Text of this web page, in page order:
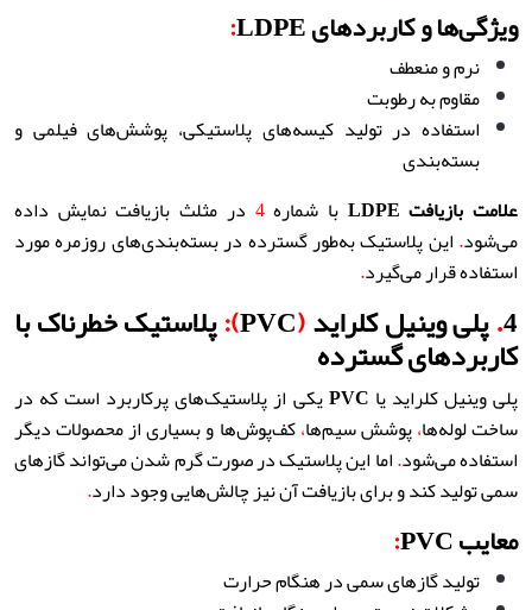
ویژگی‌ها و کاربردهای LDPE :
نرم و منعطف
مقاوم به رطوبت
استفاده در تولید کیسه‌های پلاستیکی، پوشش‌های فیلمی و
بسته‌بندی
علامت بازیافتLDPE با شماره4 در مثلث بازیافت نمایش داده
می‌شود.این پلاستیک به‌طور گسترده در بسته‌بندی‌های روزمره مورد
استفاده قرار می‌گیرد.
4
.پلی وینیل کلراید(
PVC
):پلاستیک خطرناک با
کاربردهای گسترده
پلی وینیل کلراید یا PVCیکی از پلاستیک‌های پرکاربرد است که در
ساخت لوله‌ها،پوشش سیم‌ها،کف‌پوش‌ها و بسیاری از محصولات دیگر
استفاده می‌شود.اما این پلاستیک در صورت گرم شدن می‌تواند گازهای
سمی تولید کند و برای بازیافت آن نیز چالش‌هایی وجود دارد.
معایب PVC :
تولید گازهای سمی در هنگام حرارت